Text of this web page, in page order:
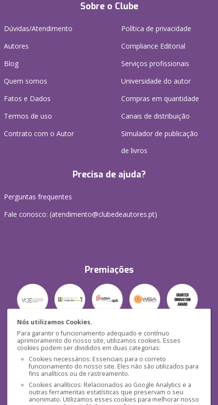
Nós utilizamos Cookies.
Para garantir o funcionamento adequado e contínuo
aprimoramento do nosso site, utilizamos cookies. Esses
cookies podem ser divididos em duas categorias:
Cookies necessários: Essenciais para o correto
funcionamento do nosso site. Eles não são utilizados para
fins analíticos ou de rastreamento.
Cookies analíticos: Relacionados ao Google Analytics e a
outras ferramentas estatísticas que preservam o seu
anonimato. Utilizamos esses cookies para melhorar nosso
Sobre o Clube
Dúvidas/Atendimento
Autores
Blog
Quem somos
Fatos e Dados
Termos de uso
Contrato com o Autor
Política de privacidade
Compliance Editorial
Serviços profissionais
Universidade do autor
Compras em quantidade
Canais de distribuição
Simulador de publicação
de livros
Precisa de ajuda?
Perguntas frequentes
Fale conosco: (atendimento@clubedeautores.pt)
Premiações
Segurança
Mídias Sociais